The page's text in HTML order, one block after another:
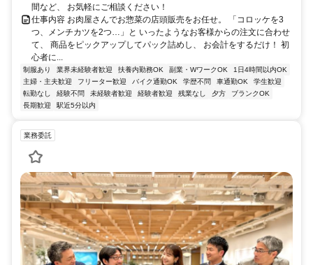
間など、 お気軽にご相談ください！
仕事内容 お肉屋さんでお惣菜の店頭販売をお任せ。 「コロッケを3
つ、メンチカツを2つ…」と いったようなお客様からの注文に合わせ
て、 商品をピックアップしてパック詰めし、 お会計をするだけ！ 初
心者に...
制服あり 業界未経験者歓迎 扶養内勤務OK 副業・WワークOK
1日4時間以内OK
主婦・主夫歓迎
フリーター歓迎 バイク通勤OK 学歴不問 車通勤OK
学生歓迎
転勤なし
経験不問 未経験者歓迎 経験者歓迎 残業なし 夕方
ブランクOK
長期歓迎
駅近5分以内
業務委託